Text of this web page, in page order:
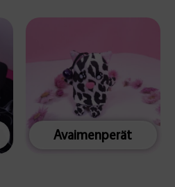
Avaimenperät